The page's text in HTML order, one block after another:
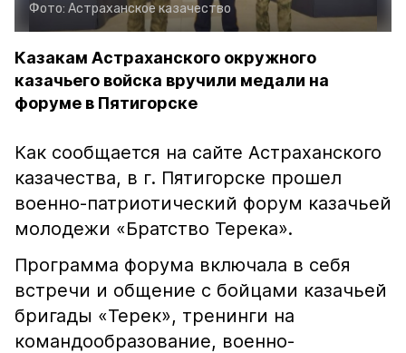
Фото: Астраханское казачество
Казакам Астраханского окружного
казачьего войска вручили медали на
форуме в Пятигорске
Как сообщается на сайте Астраханского
казачества, в г. Пятигорске прошел
военно-патриотический форум казачьей
молодежи «Братство Терека».
Программа форума включала в себя
встречи и общение с бойцами казачьей
бригады «Терек», тренинги на
командообразование, военно-